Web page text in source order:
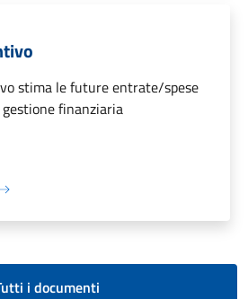
stima le future entrate/spese
finanziaria
i documenti